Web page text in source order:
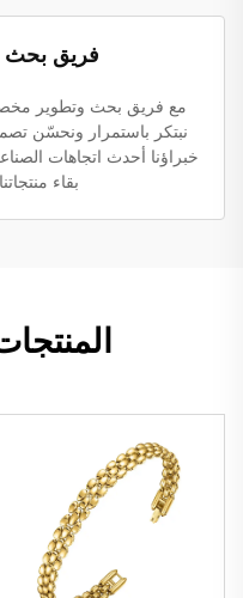
فريق
نبتكر باستمرار ونحسّن
خبراؤنا أحدث اتجاهات
بقاء